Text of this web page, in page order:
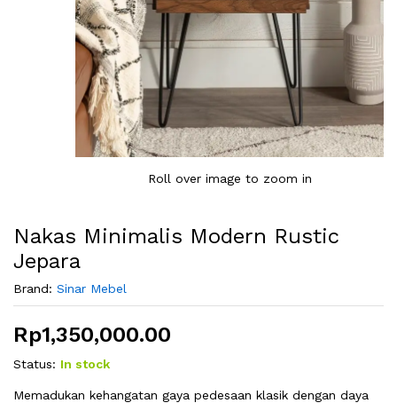
Roll over image to zoom in
Nakas Minimalis Modern Rustic
Jepara
Brand: Sinar Mebel
Rp1,350,000.00
Status: In stock
Memadukan kehangatan gaya pedesaan klasik dengan daya